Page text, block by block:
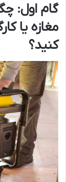
گام اول:
مغازه یا
کنید؟